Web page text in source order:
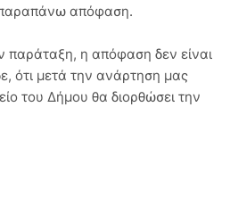
απόφαση.
η απόφαση δεν είναι
ότι μετά την ανάρτηση μας
του Δήμου θα διορθώσει την